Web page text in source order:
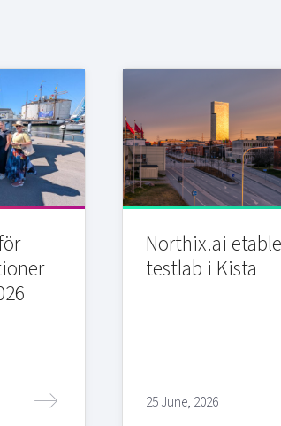
Northix.ai
testlab i Kista
25 June, 2026